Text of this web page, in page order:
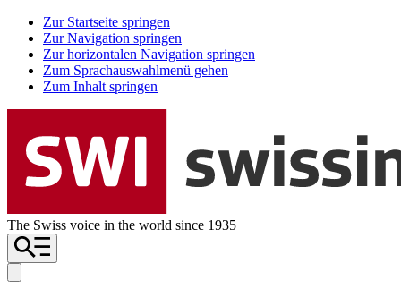
Zur Startseite springen
Zur Navigation springen
Zur horizontalen Navigation springen
Zum Sprachauswahlmenü gehen
Zum Inhalt springen
The Swiss voice in the world since 1935